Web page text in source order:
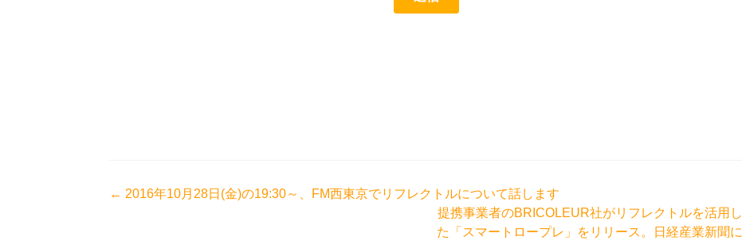
投
← 2016年10月28日(金)の19:30～、FM西東京でリフレクトルについて話します
提携事業者のBRICOLEUR社がリフレクトルを活用し
た「スマートロープレ」をリリース。日経産業新聞に